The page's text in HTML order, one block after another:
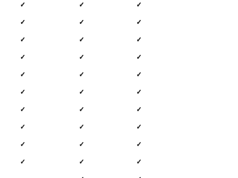
✓ ✓ ✓
✓ ✓ ✓
✓ ✓ ✓
✓ ✓ ✓
✓ ✓ ✓
✓ ✓ ✓
✓ ✓ ✓
✓ ✓ ✓
✓ ✓ ✓
✓ ✓ ✓